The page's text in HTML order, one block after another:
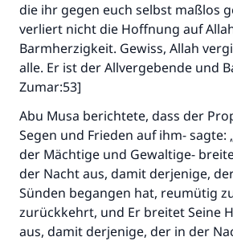
die ihr gegen euch selbst maßlos
verliert nicht die Hoffnung auf
Barmherzigkeit. Gewiss, Allah
alle. Er ist der Allvergebende und
Zumar:53]
Abu Musa berichtete, dass der
Segen und Frieden auf ihm- sagte:
der Mächtige und Gewaltige-
der Nacht aus, damit derjenige,
Sünden begangen hat, reumütig
zurückkehrt, und Er breitet Seine
aus, damit derjenige, der in der